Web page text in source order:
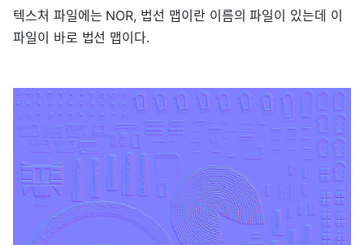
텍스처 파일에는 NOR, 법선 맵이란 이름의 파일이 있는데 이
파일이 바로 법선 맵이다.